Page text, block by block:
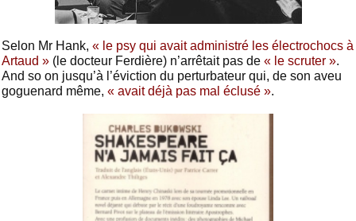
Selon Mr Hank, « le psy qui avait administré les électrochocs à
Artaud » (le docteur Ferdière) n’arrêtait pas de « le scruter ».
And so on jusqu’à l’éviction du perturbateur qui, de son aveu
goguenard même, « avait déjà pas mal éclusé ».